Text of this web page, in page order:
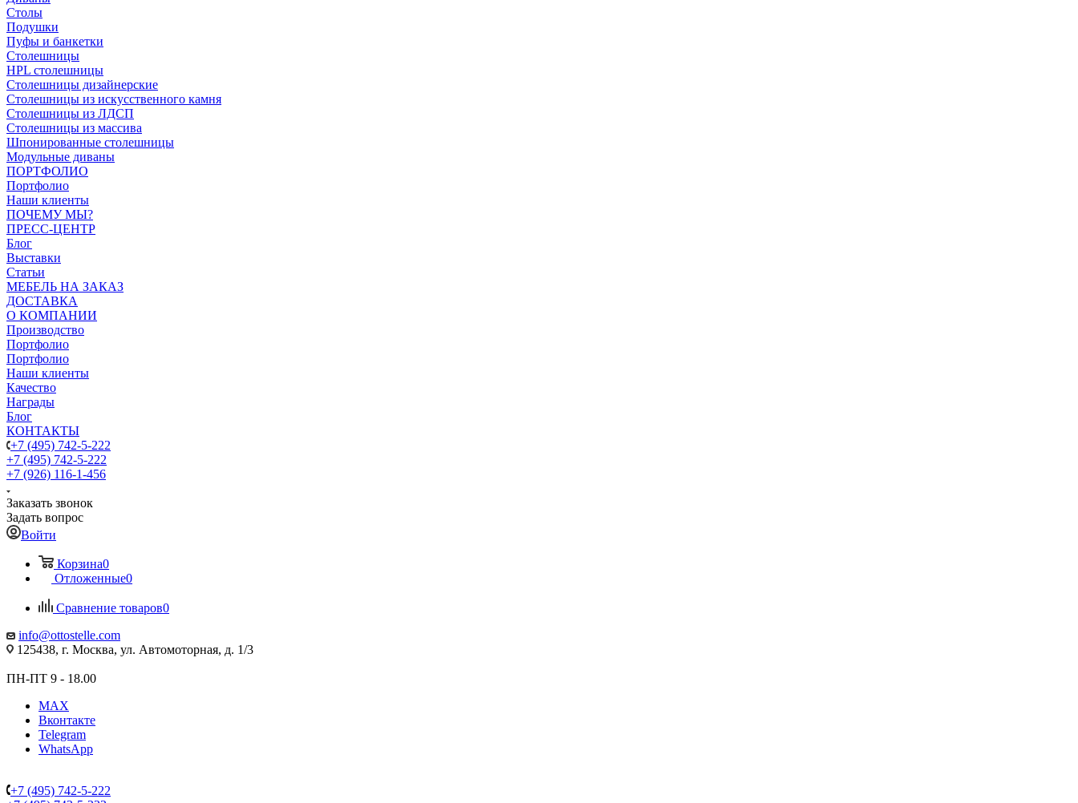
Столы
Подушки
Пуфы и банкетки
Столешницы
HPL столешницы
Столешницы дизайнерские
Столешницы из искусственного камня
Столешницы из ЛДСП
Столешницы из массива
Шпонированные столешницы
Модульные диваны
ПОРТФОЛИО
Портфолио
Наши клиенты
ПОЧЕМУ МЫ?
ПРЕСС-ЦЕНТР
Блог
Выставки
Статьи
МЕБЕЛЬ НА ЗАКАЗ
ДОСТАВКА
О КОМПАНИИ
Производство
Портфолио
Портфолио
Наши клиенты
Качество
Награды
Блог
КОНТАКТЫ
+7 (495) 742-5-222
+7 (495) 742-5-222
+7 (926) 116-1-456
Заказать звонок
Задать вопрос
Войти
Корзина0
Отложенные0
Сравнение товаров0
info@ottostelle.com
125438, г. Москва, ул. Автомоторная, д. 1/3
ПН-ПТ 9 - 18.00
MAX
Вконтакте
Telegram
WhatsApp
+7 (495) 742-5-222